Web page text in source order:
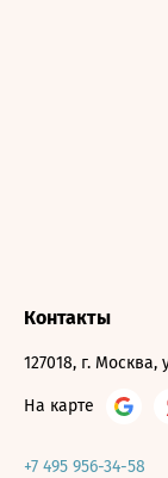
Контакты
127018, г. Москва,
На карте
+7 495 956-34-58